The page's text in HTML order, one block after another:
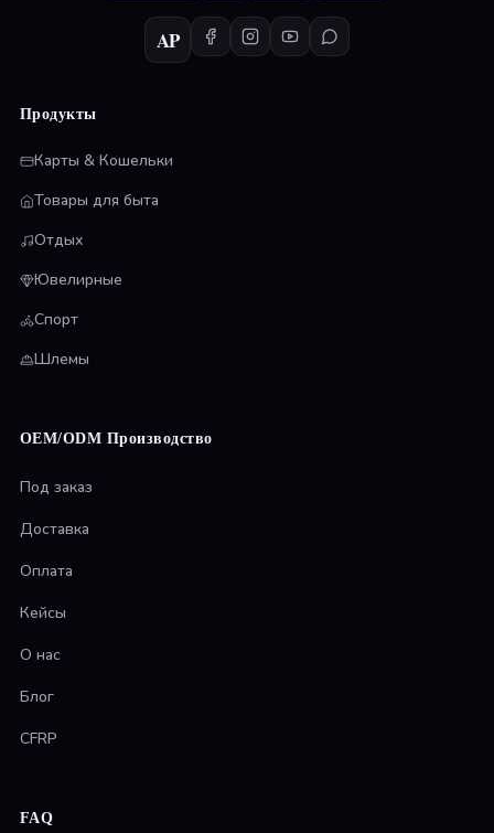
AP
Продукты
Карты & Кошельки
Товары для быта
Отдых
Ювелирные
Спорт
Шлемы
OEM/ODM Производство
Под заказ
Доставка
Оплата
Кейсы
О нас
Блог
CFRP
FAQ